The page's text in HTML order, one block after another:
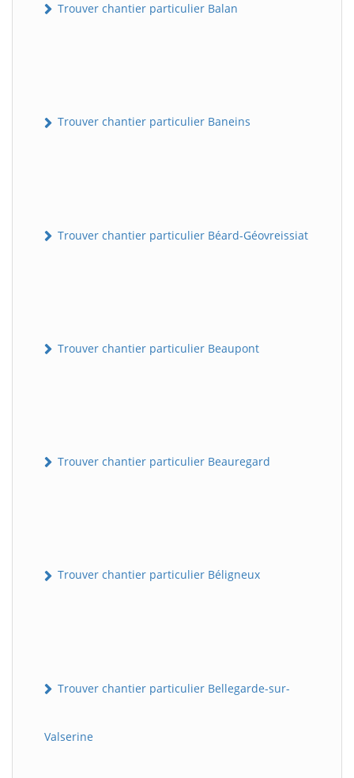
Trouver chantier particulier Balan
Trouver chantier particulier Baneins
Trouver chantier particulier Béard-Géovreissiat
Trouver chantier particulier Beaupont
Trouver chantier particulier Beauregard
Trouver chantier particulier Béligneux
Trouver chantier particulier Bellegarde-sur-
Valserine